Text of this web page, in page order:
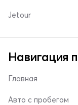
Jetour
Навигация
Главная
Авто с пробегом